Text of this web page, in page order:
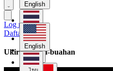
English
ไทย
汉语
English
Log masuk
Daftar
Ukiran Buah-buahan